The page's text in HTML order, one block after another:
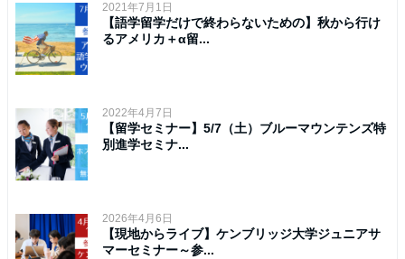
2021年7月1日
【語学留学だけで終わらないための】秋から行け
るアメリカ＋α留...
2022年4月7日
【留学セミナー】5/7（土）ブルーマウンテンズ特
別進学セミナ...
2026年4月6日
【現地からライブ】ケンブリッジ大学ジュニアサ
マーセミナー～参...